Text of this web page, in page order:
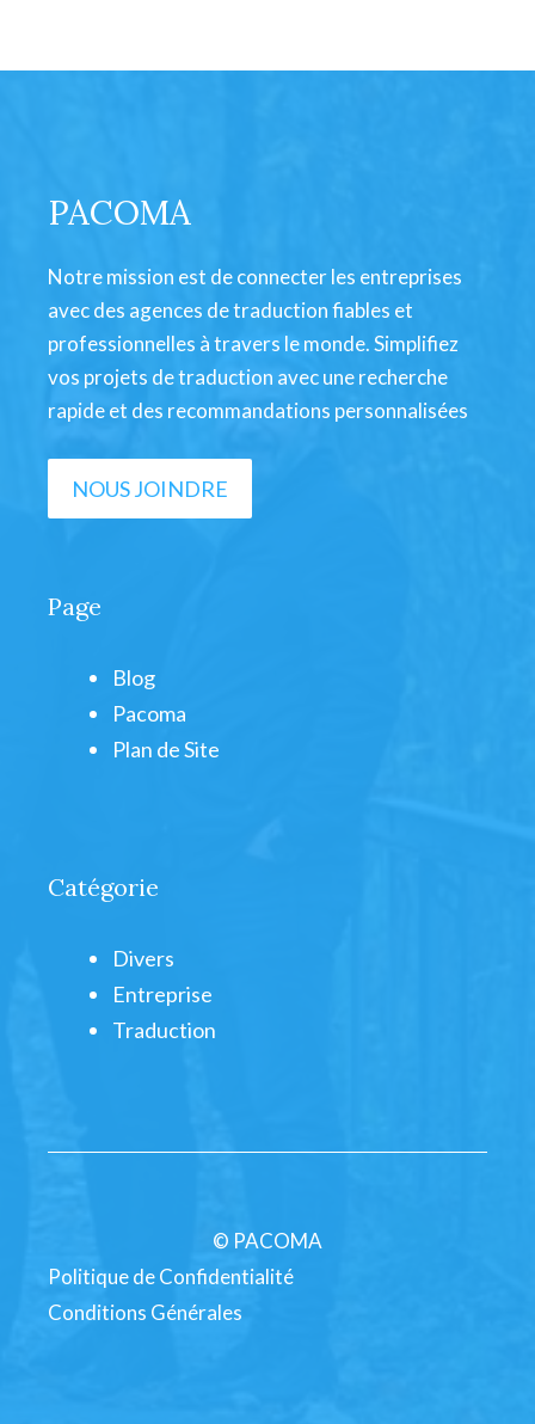
PACOMA
Notre mission est de connecter les entreprises
avec des agences de traduction fiables et
professionnelles à travers le monde. Simplifiez
vos projets de traduction avec une recherche
rapide et des recommandations personnalisées
NOUS JOINDRE
Page
Blog
Pacoma
Plan de Site
Catégorie
Divers
Entreprise
Traduction
© PACOMA
Politique de Confidentialité
Conditions Générales